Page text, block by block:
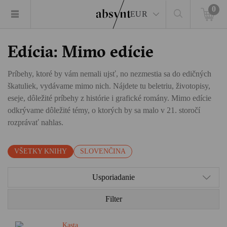
EUR
0
Edícia: Mimo edície
Príbehy, ktoré by vám nemali ujsť, no nezmestia sa do edičných
škatuliek, vydávame mimo nich. Nájdete tu beletriu, životopisy,
eseje, dôležité príbehy z histórie i grafické romány. Mimo edície
odkrývame dôležité témy, o ktorých by sa malo v 21. storočí
rozprávať nahlas.
VŠETKY KNIHY SLOVENČINA
Usporiadanie
Filter